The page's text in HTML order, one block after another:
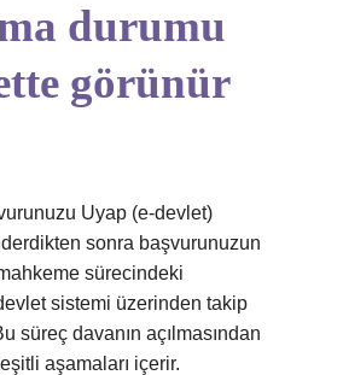
durumu
görünür
Uyap (e-devlet)
sonra başvurunuzun
sürecindeki
sistemi üzerinden takip
süreç davanın açılmasından
aşamaları içerir.